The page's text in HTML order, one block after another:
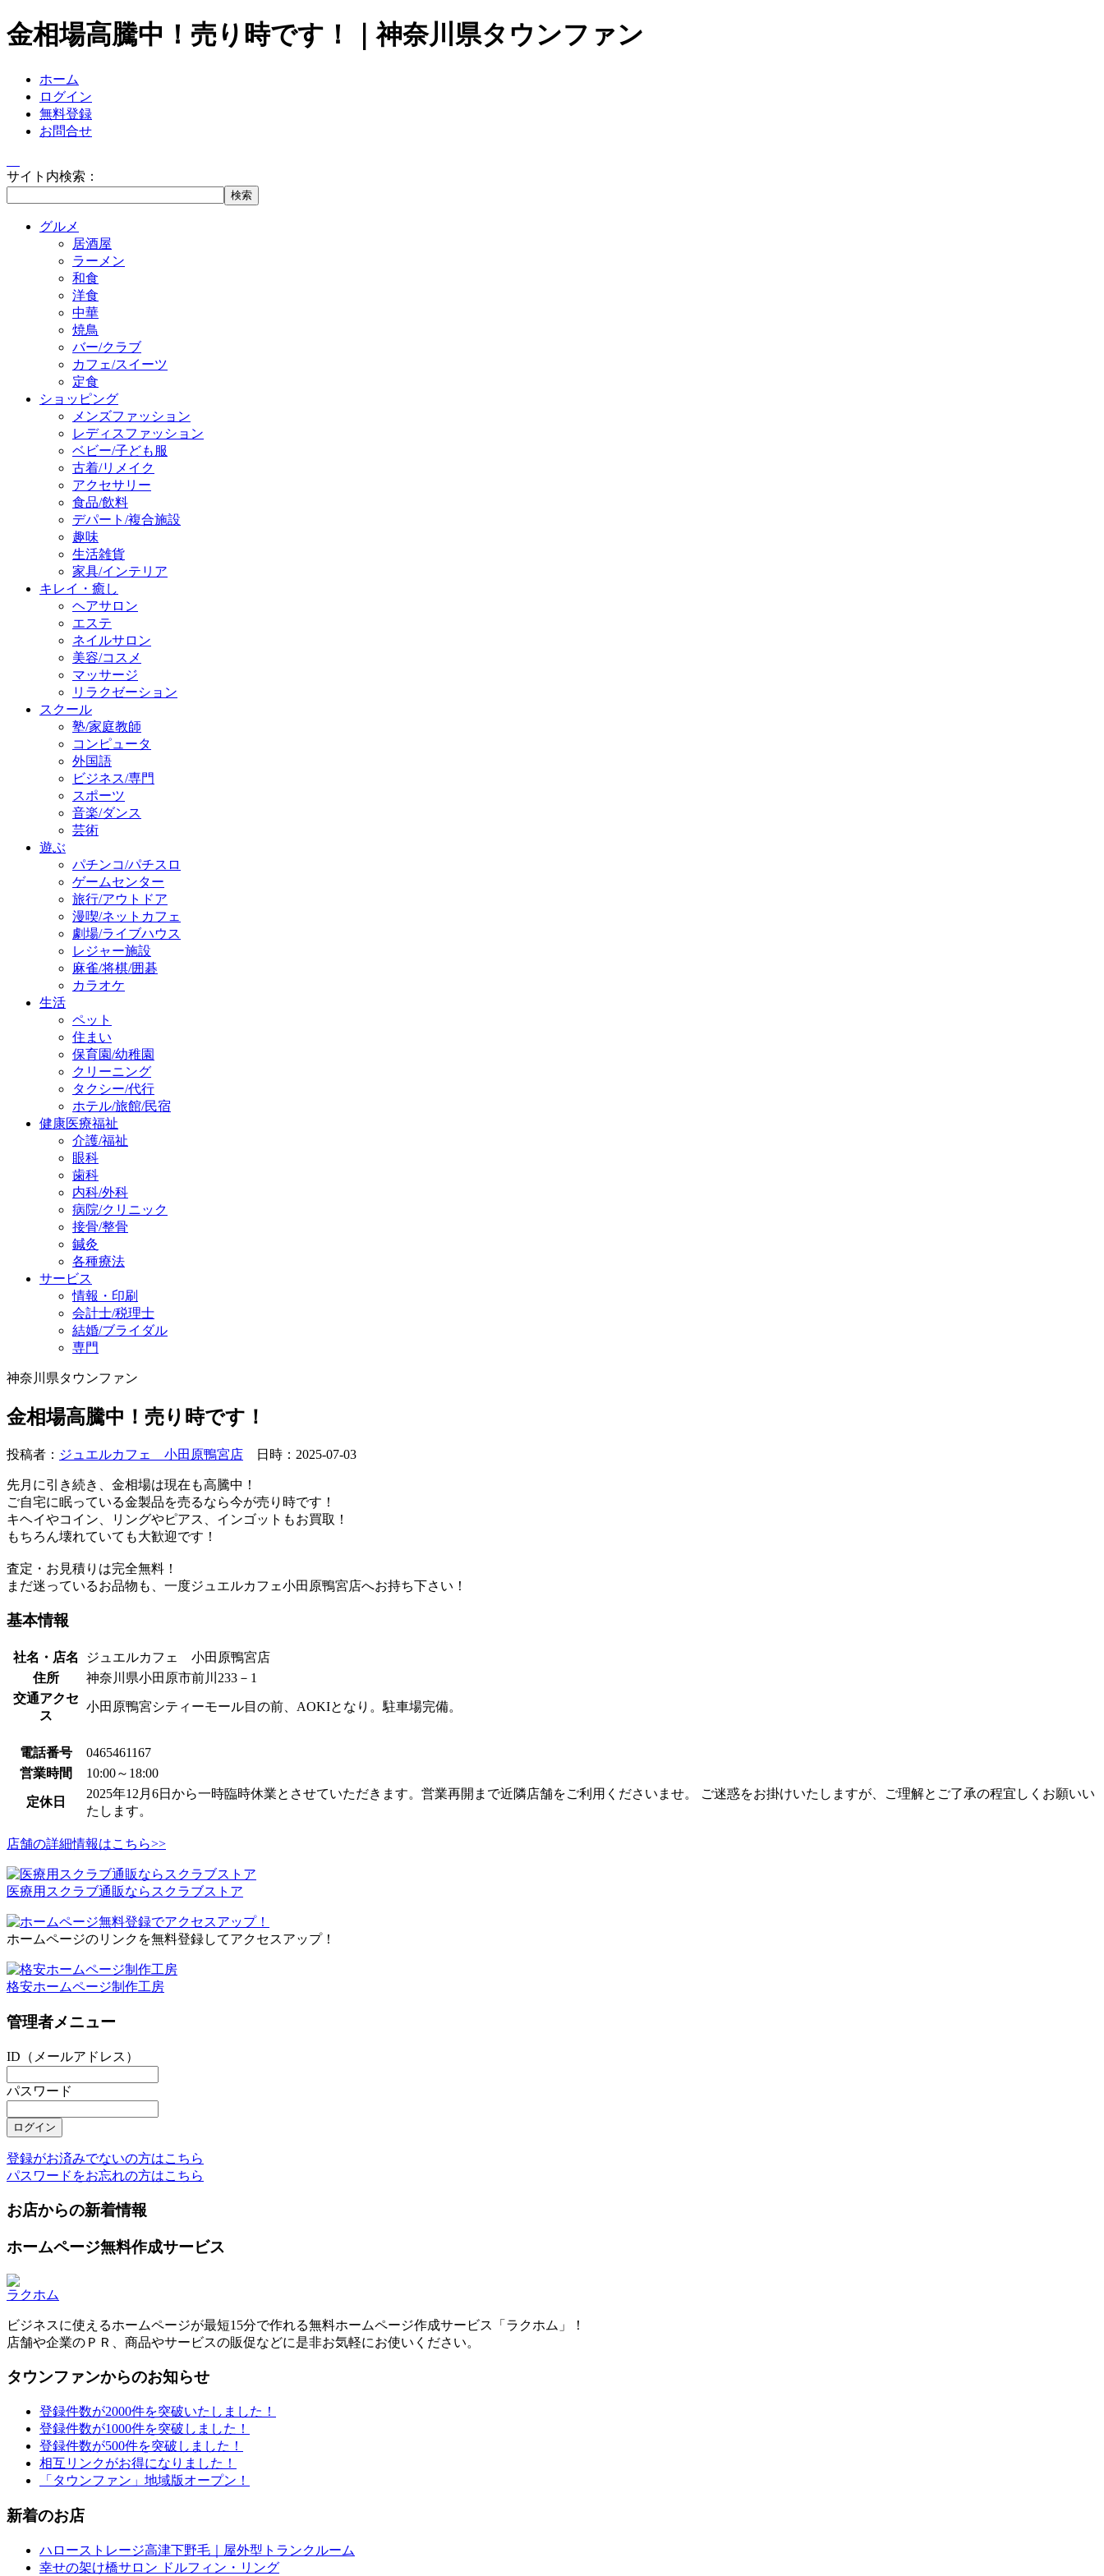
金相場高騰中！売り時です！｜神奈川県タウンファン
ホーム
ログイン
無料登録
お問合せ
サイト内検索：
グルメ
居酒屋
ラーメン
和食
洋食
中華
焼鳥
バー/クラブ
カフェ/スイーツ
定食
ショッピング
メンズファッション
レディスファッション
ベビー/子ども服
古着/リメイク
アクセサリー
食品/飲料
デパート/複合施設
趣味
生活雑貨
家具/インテリア
キレイ・癒し
ヘアサロン
エステ
ネイルサロン
美容/コスメ
マッサージ
リラクゼーション
スクール
塾/家庭教師
コンピュータ
外国語
ビジネス/専門
スポーツ
音楽/ダンス
芸術
遊ぶ
パチンコ/パチスロ
ゲームセンター
旅行/アウトドア
漫喫/ネットカフェ
劇場/ライブハウス
レジャー施設
麻雀/将棋/囲碁
カラオケ
生活
ペット
住まい
保育園/幼稚園
クリーニング
タクシー/代行
ホテル/旅館/民宿
健康医療福祉
介護/福祉
眼科
歯科
内科/外科
病院/クリニック
接骨/整骨
鍼灸
各種療法
サービス
情報・印刷
会計士/税理士
結婚/ブライダル
専門
神奈川県タウンファン
金相場高騰中！売り時です！
投稿者： ジュエルカフェ 小田原鴨宮店 日時：2025-07-03
先月に引き続き、金相場は現在も高騰中！
ご自宅に眠っている金製品を売るなら今が売り時です！
キヘイやコイン、リングやピアス、インゴットもお買取！
もちろん壊れていても大歓迎です！
査定・お見積りは完全無料！
まだ迷っているお品物も、一度ジュエルカフェ小田原鴨宮店へお持ち下さい！
基本情報
社名・店名
ジュエルカフェ 小田原鴨宮店
住所
神奈川県小田原市前川233－1
交通アクセ
ス
小田原鴨宮シティーモール目の前、AOKIとなり。駐車場完備。
電話番号
0465461167
営業時間
10:00～18:00
定休日
2025年12月6日から一時臨時休業とさせていただきます。営業再開まで近隣店舗をご利用くださいませ。 ご迷惑をお掛けいたしますが、ご理解とご了承の程宜しくお願いい
たします。
店舗の詳細情報はこちら>>
医療用スクラブ通販ならスクラブストア
ホームページのリンクを無料登録してアクセスアップ！
格安ホームページ制作工房
管理者メニュー
ID（メールアドレス）
パスワード
登録がお済みでないの方はこちら
パスワードをお忘れの方はこちら
お店からの新着情報
ホームページ無料作成サービス
ラクホム
ビジネスに使えるホームページが最短15分で作れる無料ホームページ作成サービス「ラクホム」！
店舗や企業のＰＲ、商品やサービスの販促などに是非お気軽にお使いください。
タウンファンからのお知らせ
登録件数が2000件を突破いたしました！
登録件数が1000件を突破しました！
登録件数が500件を突破しました！
相互リンクがお得になりました！
「タウンファン」地域版オープン！
新着のお店
ハローストレージ高津下野毛｜屋外型トランクルーム
幸せの架け橋サロン ドルフィン・リング